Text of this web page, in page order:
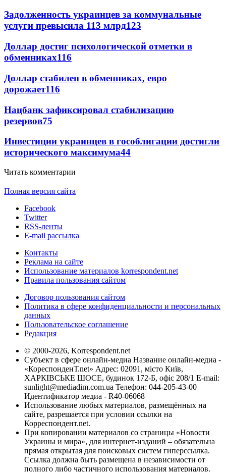
Задолженность украинцев за коммунальные
услуги превысила 113 млрд123
Доллар достиг психологической отметки в
обменниках116
Доллар стабилен в обменниках, евро
дорожает116
Нацбанк зафиксировал стабилизацию
резервов75
Инвестиции украинцев в гособлигации достигли
исторического максимума44
Читать комментарии
Полная версия сайта
Facebook
Twitter
RSS-ленты
E-mail рассылка
Контакты
Реклама на сайте
Использование материалов korrespondent.net
Правила пользования сайтом
Договор пользования сайтом
Политика в сфере конфиденциальности и персональных
данных
Пользовательское соглашение
Редакция
© 2000-2026, Korrespondent.net
Субъект в сфере онлайн-медиа Название онлайн-медиа -
«КореспонденТ.net» Адрес: 02091, місто Київ,
ХАРКІВСЬКЕ ШОСЕ, будинок 172-Б, офіс 208/1 E-mail:
sunlight@mediadim.com.ua Телефон: 044-205-43-00
Идентификатор медиа - R40-06068
Использование любых материалов, размещённых на
сайте, разрешается при условии ссылки на
Корреспондент.net.
При копировании материалов со страницы «Новости
Украины и мира», для интернет-изданий – обязательна
прямая открытая для поисковых систем гиперссылка.
Ссылка должна быть размещена в независимости от
полного либо частичного использования материалов.